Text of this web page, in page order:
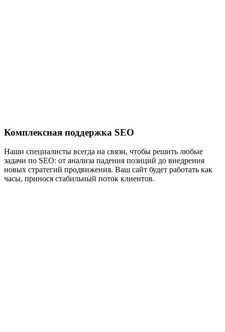
Комплексная поддержка SEO
Наши специалисты всегда на связи, чтобы решить любые
задачи по SEO: от анализа падения позиций до внедрения
новых стратегий продвижения. Ваш сайт будет работать как
часы, принося стабильный поток клиентов.